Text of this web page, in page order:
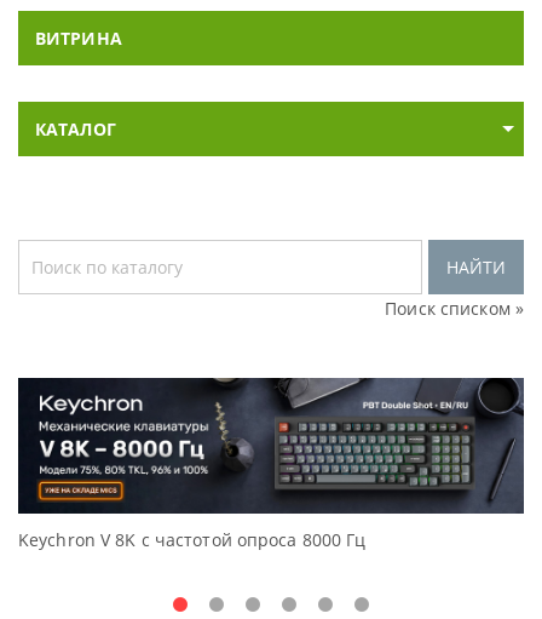
ВИТРИНА
КАТАЛОГ
НАЙТИ
Поиск списком »
с частотой опроса 8000 Гц